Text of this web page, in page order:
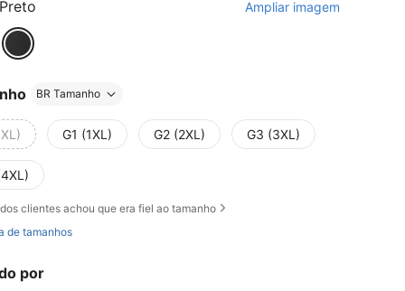
Preto Ampliar imagem
BR Tamanho
G1 (1XL) G2 (2XL) G3 (3XL)
dos clientes achou que era fiel ao tamanho
de tamanhos
por